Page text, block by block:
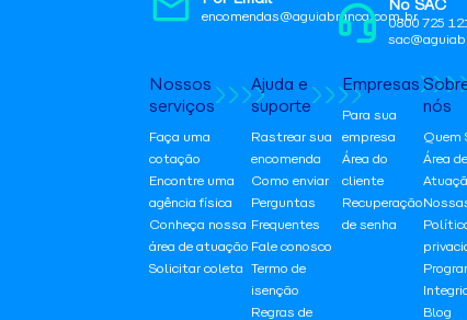
encomendas@aguiabranca.com.br
No SAC
0800 725
Nossos
serviços
Faça uma
cotação
Encontre uma
agência física
Conheça nossa
área de atuação
Solicitar coleta
Ajuda e
suporte
Rastrear sua
encomenda
Como enviar
Perguntas
Frequentes
Fale conosco
Termo de
isenção
Regras de
Empresas
Para sua
empresa
Área do
cliente
Recuperação
de senha
nós
Quem
Área de
Blog